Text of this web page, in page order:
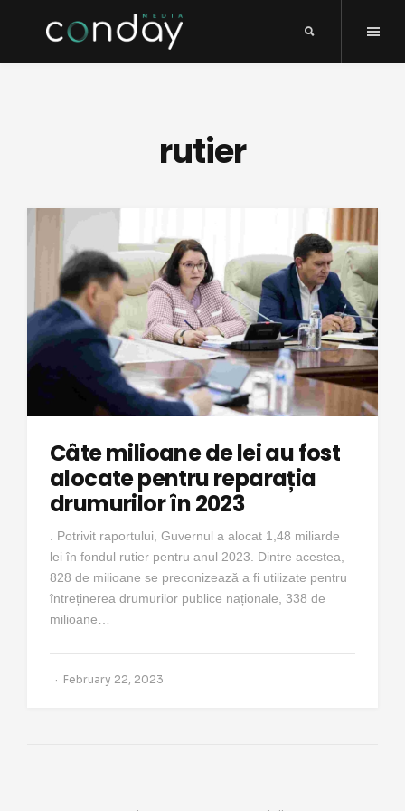
rutier
Câte milioane de lei au fost
alocate pentru reparația
drumurilor în 2023
. Potrivit raportului, Guvernul a alocat 1,48 miliarde
lei în fondul rutier pentru anul 2023. Dintre acestea,
828 de milioane se preconizează a fi utilizate pentru
întreținerea drumurilor publice naționale, 338 de
milioane…
February 22, 2023